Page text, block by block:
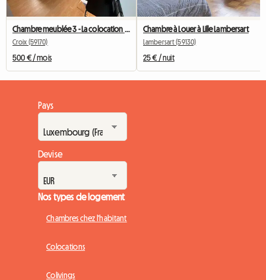
Croix (59170)
500 € / mois
Chambre à Louer à Lille Lambersart
Lambersart (59130)
25 € / nuit
Pays
Devise
Nos types de logement
Chambres chez l'habitant
Colocations
Colivings